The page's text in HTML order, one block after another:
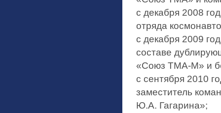
с декабря 2008
отряда
с декабря 2009
составе
«Союз ТМА-М» и
с сентября 2010
заместитель
Ю.А. Гагарина»;